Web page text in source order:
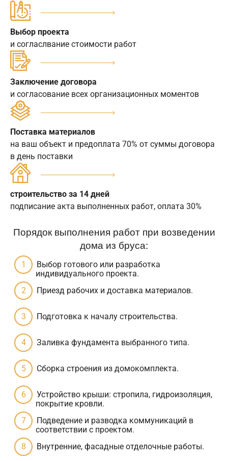
Выбор проекта
и согласлвание стоимости работ
Заключение договора
и согласование всех организационных моментов
Поставка материалов
на ваш объект и предоплата 70% от суммы договора
в день поставки
строительство за 14 дней
подписание акта выполненных работ, оплата 30%
Порядок выполнения работ при возведении
дома из бруса:
Выбор готового или разработка
индивидуального проекта.
Приезд рабочих и доставка материалов.
Подготовка к началу строительства.
Заливка фундамента выбранного типа.
Сборка строения из домокомплекта.
Устройство крыши: стропила, гидроизоляция,
покрытие кровли.
Подведение и разводка коммуникаций в
соответствии с проектом.
Внутренние, фасадные отделочные работы.